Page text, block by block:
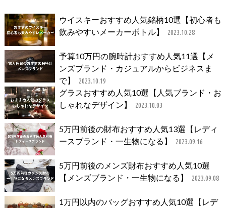
ウイスキーおすすめ人気銘柄10選【初心者も
飲みやすいメーカーボトル】
2023.10.28
予算10万円の腕時計おすすめ人気11選【メ
ンズブランド・カジュアルからビジネスま
で】
2023.10.19
グラスおすすめ人気10選【人気ブランド・お
しゃれなデザイン】
2023.10.03
5万円前後の財布おすすめ人気13選【レディ
ースブランド・一生物になる】
2023.09.16
5万円前後のメンズ財布おすすめ人気10選
【メンズブランド・一生物になる】
2023.09.08
1万円以内のバッグおすすめ人気10選【レデ